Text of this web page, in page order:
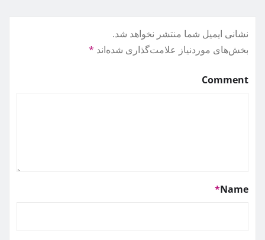
نشانی ایمیل شما منتشر نخواهد شد.
بخش‌های موردنیاز علامت‌گذاری شده‌اند *
Comment
Name
*